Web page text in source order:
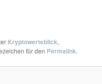
Kryptowerteblick,
für den Permalink.